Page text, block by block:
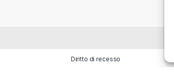
Diritto di recesso